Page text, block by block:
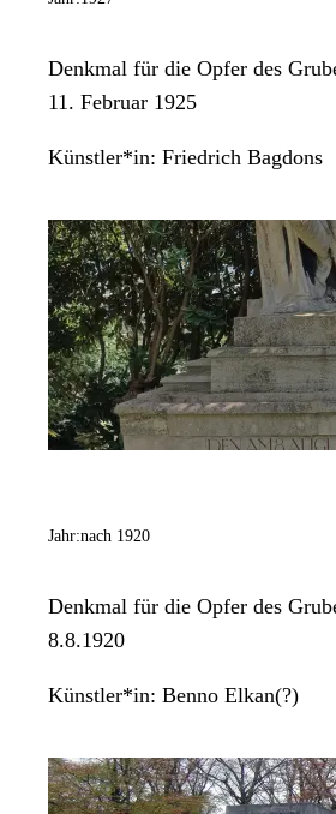
Denkmal für die Opfer des
11. Februar 1925
Künstler*in: Friedrich Bagdons
Jahr:nach 1920
Denkmal für die Opfer des
8.8.1920
Künstler*in: Benno Elkan(?)